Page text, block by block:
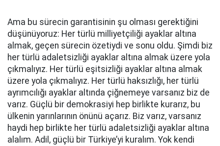
Ama bu sürecin garantisinin şu olması gerektiğini
düşünüyoruz: Her türlü milliyetçiliği ayaklar altına
almak, geçen sürecin özetiydi ve sonu oldu. Şimdi biz
her türlü adaletsizliği ayaklar altına almak üzere yola
çıkmalıyız. Her türlü eşitsizliği ayaklar altına almak
üzere yola çıkmalıyız. Her türlü haksızlığı, her türlü
ayrımcılığı ayaklar altında çiğnemeye varsanız biz de
varız. Güçlü bir demokrasiyi hep birlikte kurarız, bu
ülkenin yarınlarının önünü açarız. Biz varız, varsanız
haydi hep birlikte her türlü adaletsizliği ayaklar altına
alalım. Adil, güçlü bir Türkiye’yi kuralım. Yok kendi